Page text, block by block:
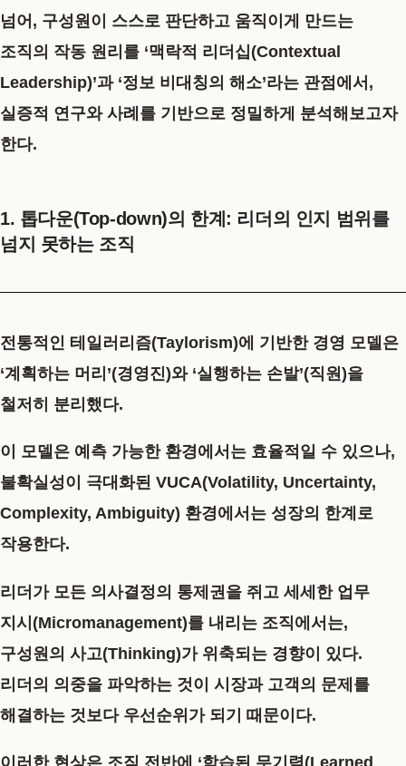
넘어, 구성원이 스스로 판단하고 움직이게 만드는
조직의 작동 원리를 ‘맥락적 리더십(Contextual
Leadership)’과 ‘정보 비대칭의 해소’라는 관점에서,
실증적 연구와 사례를 기반으로 정밀하게 분석해보고자
한다.
1. 톱다운(Top-down)의 한계: 리더의 인지 범위를
넘지 못하는 조직
전통적인 테일러리즘(Taylorism)에 기반한 경영 모델은
‘계획하는 머리’(경영진)와 ‘실행하는 손발’(직원)을
철저히 분리했다.
이 모델은 예측 가능한 환경에서는 효율적일 수 있으나,
불확실성이 극대화된 VUCA(Volatility, Uncertainty,
Complexity, Ambiguity) 환경에서는 성장의 한계로
작용한다.
리더가 모든 의사결정의 통제권을 쥐고 세세한 업무
지시(Micromanagement)를 내리는 조직에서는,
구성원의 사고(Thinking)가 위축되는 경향이 있다.
리더의 의중을 파악하는 것이 시장과 고객의 문제를
해결하는 것보다 우선순위가 되기 때문이다.